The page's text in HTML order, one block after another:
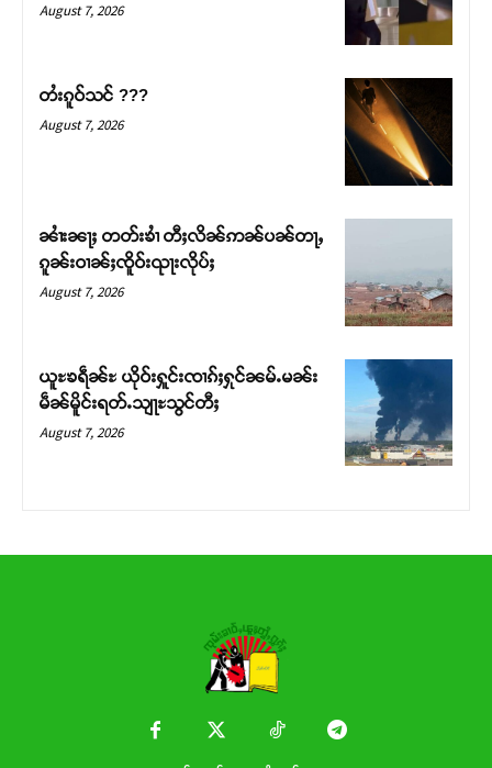
တႃႇႁႂ်ႈသဵင်ၵၢင်ၸႂ်ၵူၼ်းမိူင်း ၵူႈတီႈၵူႈလႅၼ်ပေႃးတေၸွ
ဝ်ႇၽူႈတွႆႇႁွၵ်ႈ လႆႈယူႇၶႃႈဢေႃႈ။
August 7, 2026
တႆးၵူဝ်သင် ???
August 7, 2026
ၼၢႆးၼႃႈ တတ်းၶၢႆ တီႈလိၼ်ဢၼ်ပၼ်တႃႇ
ၵူၼ်းဝၢၼ်ႈၸိူဝ်းၺႃးလိုပ်ႈ
August 7, 2026
ယူႊၶရဵၼ်ႊ ယိုဝ်းႁူင်းၸၢၵ်ႈႁုင်ၼမ်ႉမၼ်း
မဵၼ်မိူင်းရတ်ႉသျႃႊသွင်တီႈ
August 7, 2026